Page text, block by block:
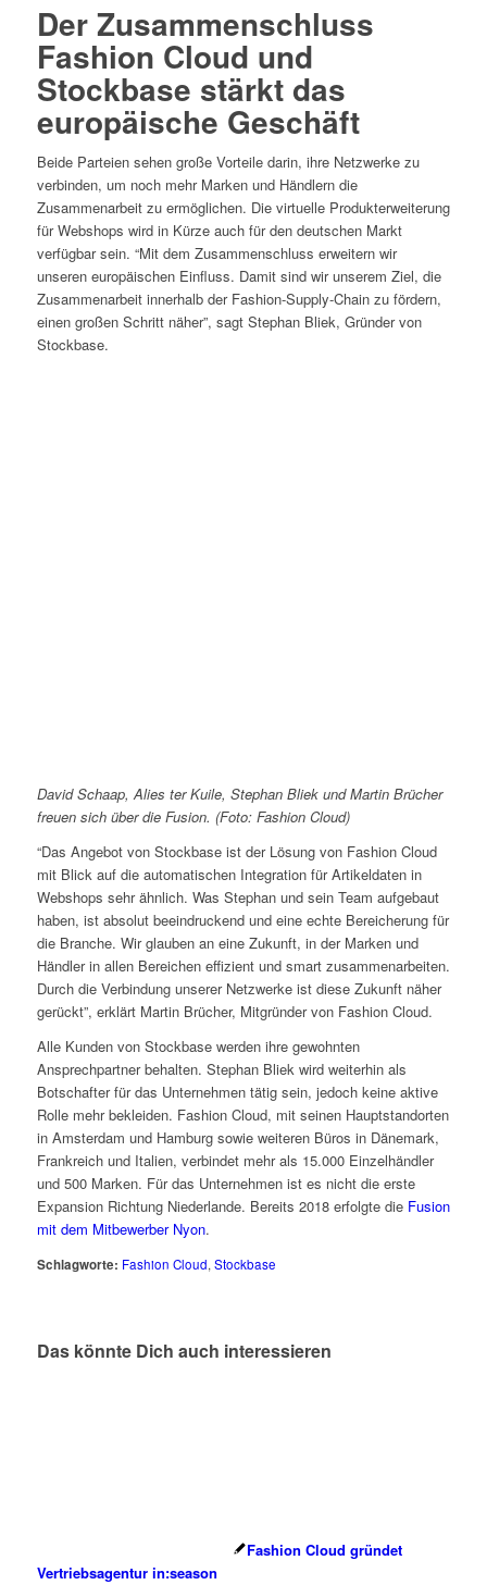
Der Zusammenschluss
Fashion Cloud und
Stockbase stärkt das
europäische Geschäft
Beide Parteien sehen große Vorteile darin, ihre Netzwerke zu
verbinden, um noch mehr Marken und Händlern die
Zusammenarbeit zu ermöglichen. Die virtuelle Produkterweiterung
für Webshops wird in Kürze auch für den deutschen Markt
verfügbar sein. “Mit dem Zusammenschluss erweitern wir
unseren europäischen Einfluss. Damit sind wir unserem Ziel, die
Zusammenarbeit innerhalb der Fashion-Supply-Chain zu fördern,
einen großen Schritt näher”, sagt Stephan Bliek, Gründer von
Stockbase.
David Schaap, Alies ter Kuile, Stephan Bliek und Martin Brücher
freuen sich über die Fusion. (Foto: Fashion Cloud)
“Das Angebot von Stockbase ist der Lösung von Fashion Cloud
mit Blick auf die automatischen Integration für Artikeldaten in
Webshops sehr ähnlich. Was Stephan und sein Team aufgebaut
haben, ist absolut beeindruckend und eine echte Bereicherung für
die Branche. Wir glauben an eine Zukunft, in der Marken und
Händler in allen Bereichen effizient und smart zusammenarbeiten.
Durch die Verbindung unserer Netzwerke ist diese Zukunft näher
gerückt”, erklärt Martin Brücher, Mitgründer von Fashion Cloud.
Alle Kunden von Stockbase werden ihre gewohnten
Ansprechpartner behalten. Stephan Bliek wird weiterhin als
Botschafter für das Unternehmen tätig sein, jedoch keine aktive
Rolle mehr bekleiden. Fashion Cloud, mit seinen Hauptstandorten
in Amsterdam und Hamburg sowie weiteren Büros in Dänemark,
Frankreich und Italien, verbindet mehr als 15.000 Einzelhändler
und 500 Marken. Für das Unternehmen ist es nicht die erste
Expansion Richtung Niederlande. Bereits 2018 erfolgte die Fusion
mit dem Mitbewerber Nyon.
Schlagworte: Fashion Cloud, Stockbase
Das könnte Dich auch interessieren
Fashion Cloud gründet
Vertriebsagentur in:season